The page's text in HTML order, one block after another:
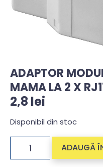
ADAPTOR
MAMA LA 2 X
2,8 lei
Disponibil din stoc
ADAUGĂ